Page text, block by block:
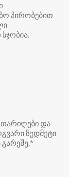
პირობებით
თარიღები და
ზედმეტი